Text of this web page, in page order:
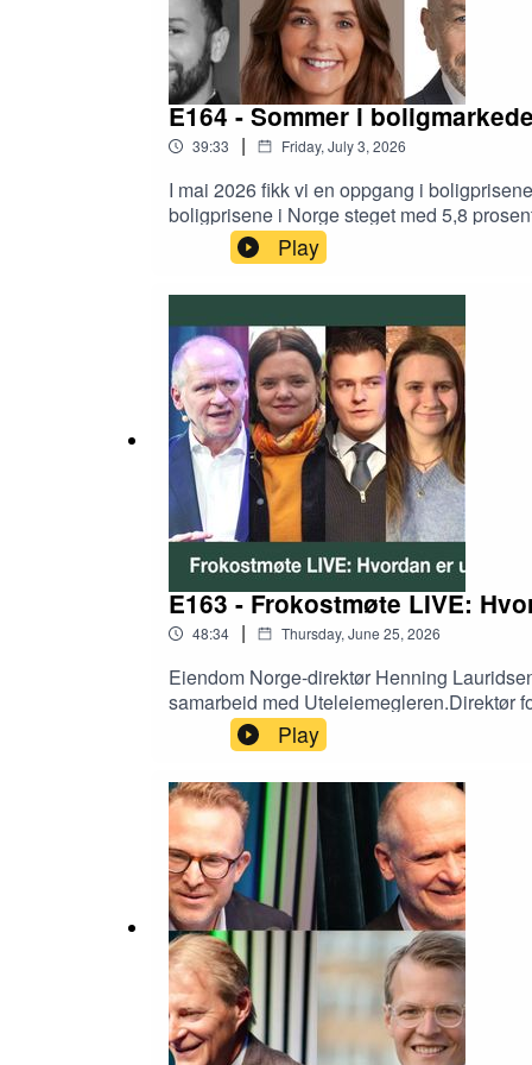
Gjester: Salgsdirektør Christine Bjørnerud (Ask
kommersiell leder André Øren (Söderberg &
E164 - Sommer i
39:33 | Friday, July 3, 2026
I mai 2026 fikk vi en oppgang i
boligprisene i Norge steget med 5,8
Sør-Vestlandet, Vestlandet og i Nord-
med i 2025 fortsatt vært stor.Vi spør:
for kommunikasjon og politikk Erik
stortingsrepresentant Tom Staahle
Play
E163 - Frokostmøte LIVE:
48:34 | Thursday, June 25, 2026
Eiendom Norge-direktør Henning
samarbeid med Uteleiemegleren.Direktør
Leieboerforeningen forteller om funn fra
leieprisene i Norge?Leder Lars Mikael
og konferansier sjef for kommunikasjon
Play